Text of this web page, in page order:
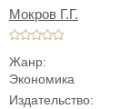
Мокров Г.Г.
Жанр:
Экономика
Издательство: